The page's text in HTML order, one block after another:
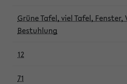
Grüne Tafel, viel Tafel,
Bestuhlung
12
71